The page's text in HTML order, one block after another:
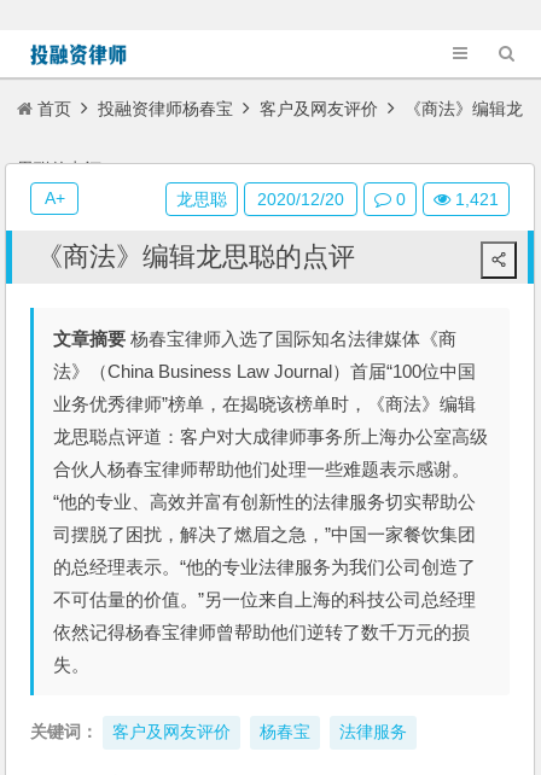
首页 投融资律师杨春宝 客户及网友评价 《商法》编辑龙
思聪的点评
《商法》编辑龙思聪的点评
文章摘要 杨春宝律师入选了国际知名法律媒体《商
法》（China Business Law Journal）首届“100位中国
业务优秀律师”榜单，在揭晓该榜单时，《商法》编辑
龙思聪点评道：客户对大成律师事务所上海办公室高级
合伙人杨春宝律师帮助他们处理一些难题表示感谢。
“他的专业、高效并富有创新性的法律服务切实帮助公
司摆脱了困扰，解决了燃眉之急，”中国一家餐饮集团
的总经理表示。“他的专业法律服务为我们公司创造了
不可估量的价值。”另一位来自上海的科技公司总经理
依然记得杨春宝律师曾帮助他们逆转了数千万元的损
失。
关键词： 客户及网友评价 杨春宝 法律服务
龙思聪 2020/12/20 0 1,421
A+